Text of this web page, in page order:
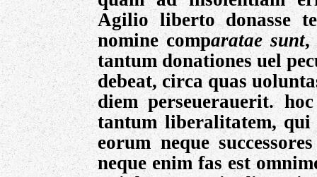
Agilio liberto donasse
nomine comparatae sunt,
tantum donationes uel
debeat, circa quas
diem perseuerauerit.
tantum liberalitatem,
eorum neque
nequeenim fas est